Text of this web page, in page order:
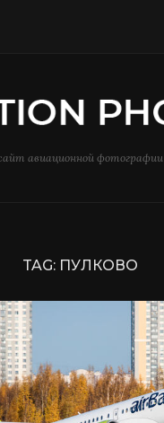
авиационной фотографии
TAG: ПУЛКОВО